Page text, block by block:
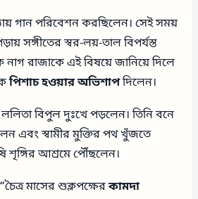
গান পরিবেশন করছিলেন। সেই সময়
সঙ্গীতের স্বর-লয়-তাল বিপর্যস্ত
রাজাকে এই বিষয়ে জানিয়ে দিলে
পিশাচ হওয়ার অভিশাপদিলেন।
ললিতা বিপুল দুঃখে পড়লেন। তিনি বনে
এবং স্বামীর মুক্তির পথ খুঁজতে
শৃঙ্গির আশ্রমে পৌঁছলেন।
মাসের শুক্লপক্ষেরকামদা